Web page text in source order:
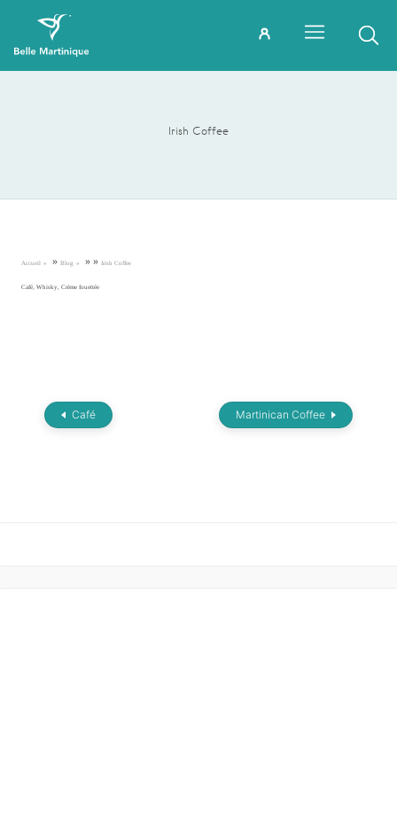
Irish Coffee
Accueil » Blog » » Irish Coffee
Café, Whisky, Crème fouettée
Café Martinican Coffee